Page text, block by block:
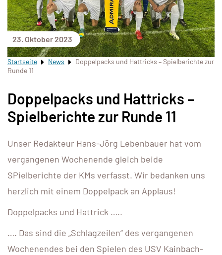
23. Oktober 2023
Startseite News
Doppelpacks und Hattricks – Spielberichte zur
Runde 11
Doppelpacks und Hattricks –
Spielberichte zur Runde 11
Unser Redakteur Hans-Jörg Lebenbauer hat vom
vergangenen Wochenende gleich beide
SPielberichte der KMs verfasst. Wir bedanken uns
herzlich mit einem Doppelpack an Applaus!
Doppelpacks und Hattrick …..
…. Das sind die „Schlagzeilen“ des vergangenen
Wochenendes bei den Spielen des USV Kainbach-